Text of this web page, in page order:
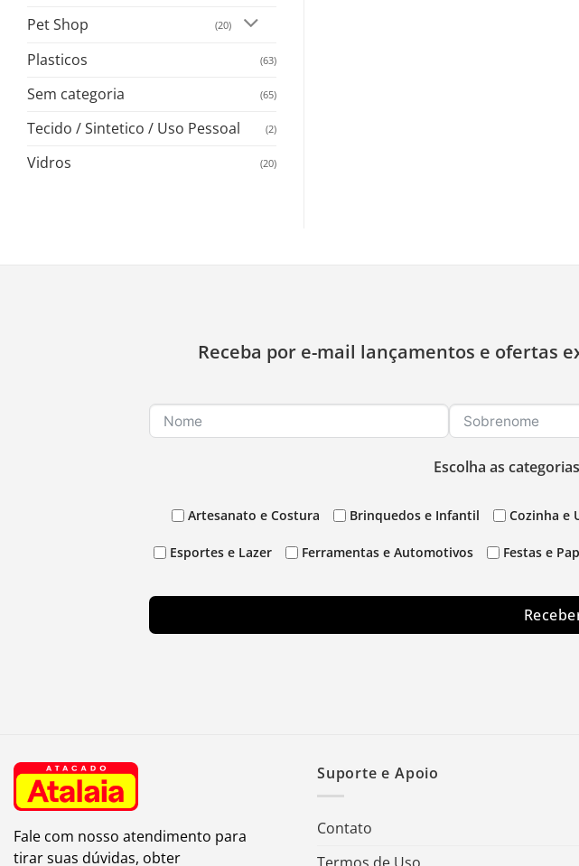
Pet Shop (20)
Plasticos (63)
Sem categoria (65)
Tecido / Sintetico / Uso Pessoal (2)
Vidros (20)
Receba por e-mail lançamentos e ofertas
Escolha as
Artesanato e Costura Brinquedos e Infantil Cozinha e
Esportes e Lazer Ferramentas e Automotivos Festas e
Fale com nosso atendimento para
tirar suas dúvidas, obter
Suporte e Apoio
Contato